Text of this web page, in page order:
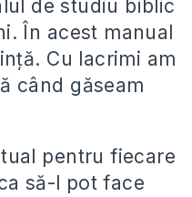
de studiu biblic
În acest manual
Cu lacrimi am
când găseam
pentru fiecare
să-l pot face